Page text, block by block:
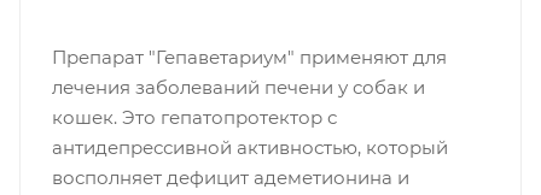
Препарат "Гепаветариум" применяют для
лечения заболеваний печени у собак и
кошек. Это гепатопротектор с
антидепрессивной активностью, который
восполняет дефицит адеметионина и